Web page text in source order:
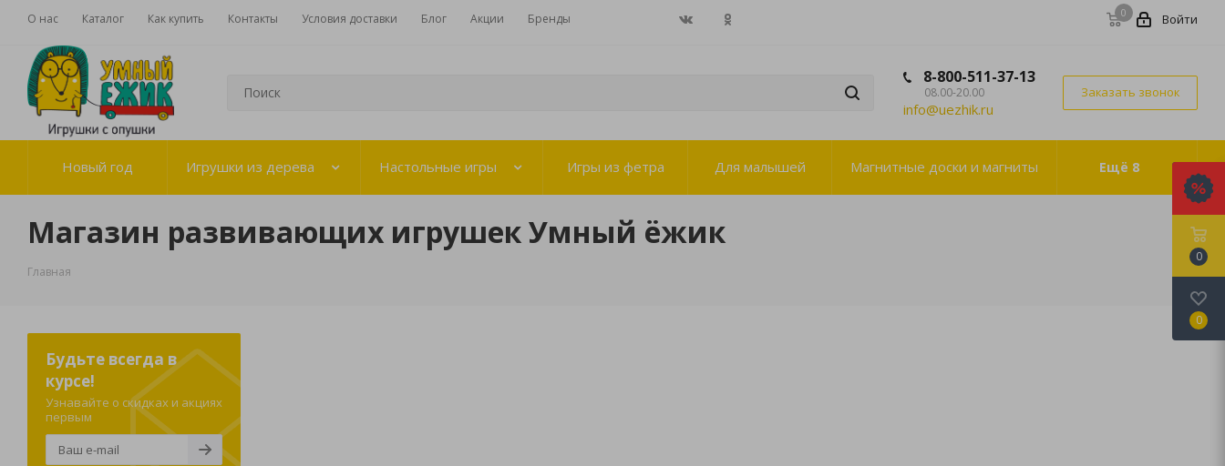
О нас Каталог Как купить Контакты Условия доставки Блог Акции Бренды 0 Войти
8-800-511-37-13
08.00-20.00
info@uezhik.ru
Заказать звонок
Новый год Игрушки из дерева Настольные игры Игры из фетра Для малышей Магнитные доски и магниты Ещё 8
Магазин развивающих игрушек Умный ёжик
Главная
Будьте всегда в
курсе!
Узнавайте о скидках и акциях
первым
0
0